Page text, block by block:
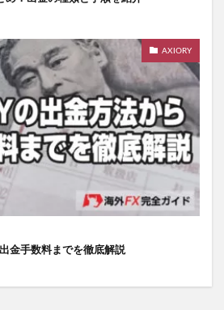
AXIORY
金手数料までを徹底解説